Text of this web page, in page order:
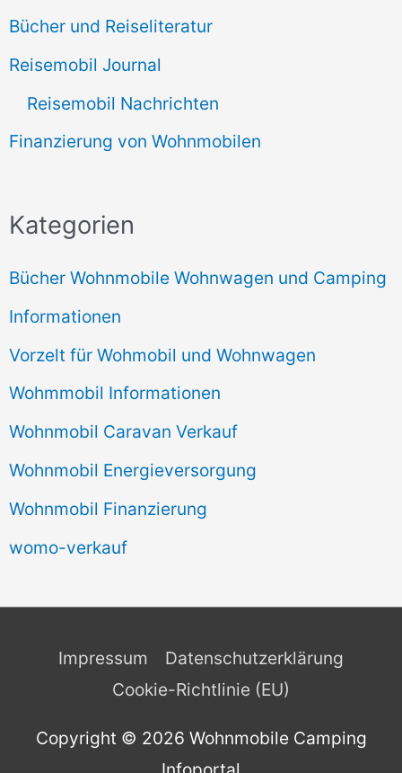
Bücher und Reiseliteratur
Reisemobil Journal
Reisemobil Nachrichten
Finanzierung von Wohnmobilen
Kategorien
Bücher Wohnmobile Wohnwagen und Camping
Informationen
Vorzelt für Wohmobil und Wohnwagen
Wohmmobil Informationen
Wohnmobil Caravan Verkauf
Wohnmobil Energieversorgung
Wohnmobil Finanzierung
womo-verkauf
Impressum
Datenschutzerklärung
Cookie-Richtlinie (EU)
Copyright © 2026 Wohnmobile Camping